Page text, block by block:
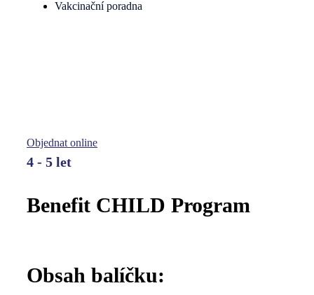
Vakcinační poradna
Objednat online
4 - 5 let
Benefit CHILD Program
Obsah balíčku: